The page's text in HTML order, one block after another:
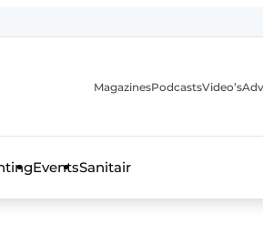
MagazinesPodcastsVideo’s
EventsSanitair